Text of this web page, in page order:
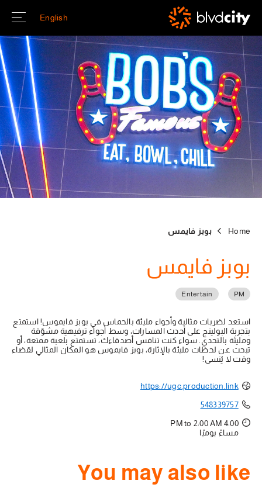
English
Home بوبز فايمس
بوبز فايمس
PM
Entertain
استعد لضربات مثالية وأجواء مليئة بالحماس في بوبز فايموس! استمتع
بتجربة البولينج على أحدث المسارات، وسط أجواء ترفيهية مشوّقة
ومليئة بالتحدي. سواء كنت تنافس أصدقاءك، تستمتع بلعبة ممتعة، أو
تبحث عن لحظات مليئة بالإثارة، بوبز فايموس هو المكان المثالي لقضاء
وقت لا يُنسى!
https://ugc.production.link
548339757
4:00 PM to 2:00 AM
مساءً يوميًا
You may also like